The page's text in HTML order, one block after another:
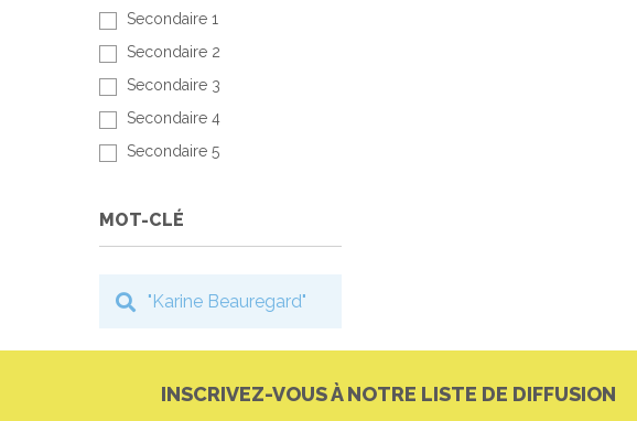
Secondaire 1
Secondaire 2
Secondaire 3
Secondaire 4
Secondaire 5
MOT-CLÉ
INSCRIVEZ-VOUS À NOTRE LISTE DE DIFFUSION